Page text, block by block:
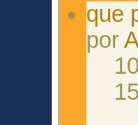
que
por
10